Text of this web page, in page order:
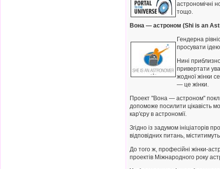
астрономічні
тощо.
Вона — астроном (Shi is an
Гендерна
просувати ідею
Нині
привертати
жодної жінки
— це жінки.
Проект "Вона — астроном"
допоможе посилити цікавість
кар'єру в астрономії.
Згідно із задумом ініціаторів
відповідних питань,
До того ж, професійні жінки-
проектів Міжнародного року